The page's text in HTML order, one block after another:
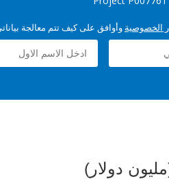
الخصوصية وأوافق على كيف تتم معالجة
دولار)